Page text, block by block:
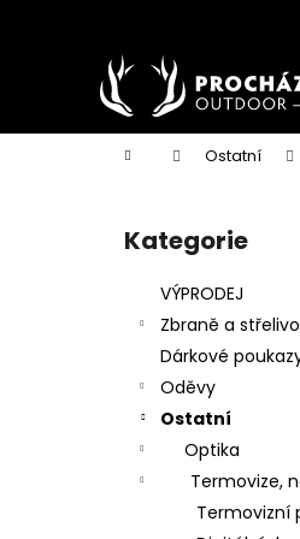
Domů Ostatní
Přeskočit
kategorie
Kategorie
VÝPRODEJ
Zbraně a střelivo
Dárkové
Oděvy
Ostatní
Optika
Termovize,
Termovizní
k
Zpět
obchodu
Zpět
obchodu